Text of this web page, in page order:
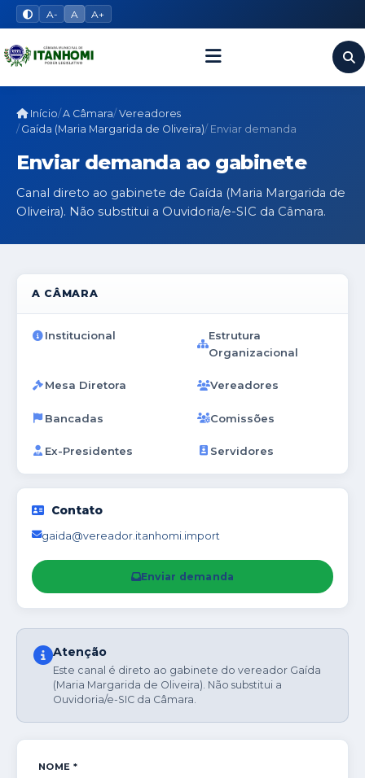
A- A A+
Início A Câmara Vereadores
Gaída (Maria Margarida de Oliveira) Enviar demanda
Enviar demanda ao gabinete
Canal direto ao gabinete de Gaída (Maria Margarida de
Oliveira). Não substitui a Ouvidoria/e-SIC da Câmara.
A CÂMARA
Institucional
Estrutura
Organizacional
Mesa Diretora Vereadores
Bancadas Comissões
Ex-Presidentes Servidores
Contato
gaida@vereador.itanhomi.import
Enviar demanda
Atenção
Este canal é direto ao gabinete do vereador Gaída
(Maria Margarida de Oliveira). Não substitui a
Ouvidoria/e-SIC da Câmara.
NOME *